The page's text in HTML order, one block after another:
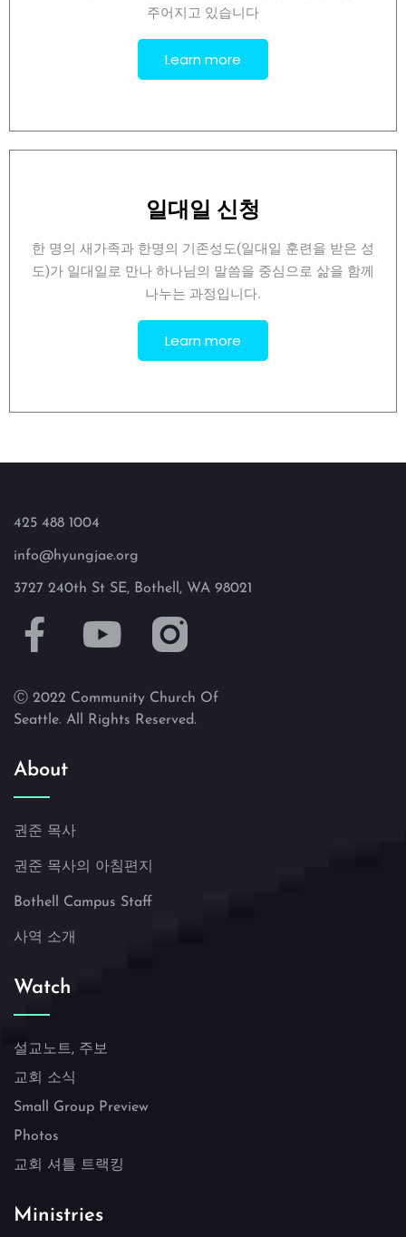
주어지고 있습니다
Learn more
일대일 신청
한 명의 새가족과 한명의 기존성도(일대일 훈련을 받은 성
도)가 일대일로 만나 하나님의 말씀을 중심으로 삶을 함께
나누는 과정입니다.
Learn more
425 488 1004
info@hyungjae.org
3727 240th St SE, Bothell, WA 98021
Ⓒ 2022 Community Church Of
Seattle. All Rights Reserved.
About
권준 목사
권준 목사의 아침편지
Bothell Campus Staff
사역 소개
Watch
설교노트, 주보
교회 소식
Small Group Preview
Photos
교회 셔틀 트랙킹
Ministries